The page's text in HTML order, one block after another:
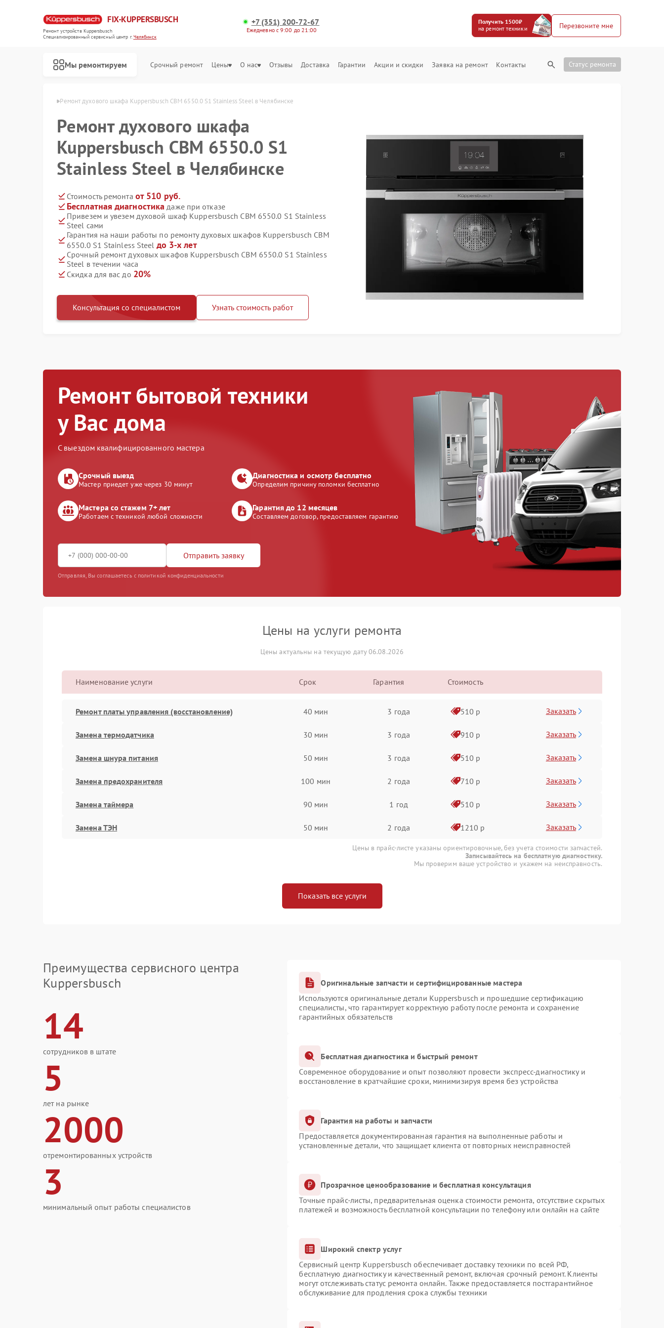
FIX-KUPPERSBUSCH
Ремонт устройств Kuppersbusch
Специализированный cервисный центр г.Челябинск
+7 (351) 200-72-67
Ежедневно с 9:00 до 21:00
Получить 1500₽
на ремонт техники
Перезвоните мне
Мы ремонтируем Срочный ремонт Цены О нас Отзывы Доставка Гарантии Акции и скидки Заявка на ремонт Контакты Статус ремонта
в Челябинске Ремонт духового шкафа Kuppersbusch CBM 6550.0 S1 Stainless Steel в Челябинске
Ремонт духового шкафа
Kuppersbusch CBM 6550.0 S1
Stainless Steel в Челябинске
Стоимость ремонта от 510 руб.
Бесплатная диагностика даже при отказе
Привезем и увезем духовой шкаф Kuppersbusch CBM 6550.0 S1 Stainless
Steel сами
Гарантия на наши работы по ремонту духовых шкафов Kuppersbusch CBM
6550.0 S1 Stainless Steel до 3-х лет
Срочный ремонт духовых шкафов Kuppersbusch CBM 6550.0 S1 Stainless
Steel в течении часа
Скидка для вас до 20%
Консультация со специалистом Узнать стоимость работ
Ремонт бытовой техники
у Вас дома
С выездом квалифицированного мастера
Срочный выезд
Мастер приедет уже через 30 минут
Диагностика и осмотр бесплатно
Определим причину поломки бесплатно
Мастера со стажем 7+ лет
Работаем с техникой любой сложности
Гарантия до 12 месяцев
Составляем договор, предоставляем гарантию
Отправить заявку
Отправляя, Вы соглашаетесь с политикой конфиденциальности
Цены на услуги ремонта
Цены актуальны на текущую дату 06.08.2026
Наименование услуги Срок Гарантия Стоимость
Ремонт платы управления (восстановление) 40 мин 3 года 510 р Заказать
Замена термодатчика 30 мин 3 года 910 р Заказать
Замена шнура питания 50 мин 3 года 510 р Заказать
Замена предохранителя 100 мин 2 года 710 р Заказать
Замена таймера 90 мин 1 год 510 р Заказать
Замена ТЭН 50 мин 2 года 1210 р Заказать
Цены в прайс-листе указаны ориентировочные, без учета стоимости запчастей.
Записывайтесь на бесплатную диагностику.
Мы проверим ваше устройство и укажем на неисправность.
Показать все услуги
Преимущества сервисного центра
Kuppersbusch
14
сотрудников в штате
5
лет на рынке
2000
отремонтированных устройств
3
минимальный опыт работы специалистов
Оригинальные запчасти и сертифицированные мастера
Используются оригинальные детали Kuppersbusch и прошедшие сертификацию
специалисты, что гарантирует корректную работу после ремонта и сохранение
гарантийных обязательств
Бесплатная диагностика и быстрый ремонт
Современное оборудование и опыт позволяют провести экспресс-диагностику и
восстановление в кратчайшие сроки, минимизируя время без устройства
Гарантия на работы и запчасти
Предоставляется документированная гарантия на выполненные работы и
установленные детали, что защищает клиента от повторных неисправностей
Прозрачное ценообразование и бесплатная консультация
Точные прайс-листы, предварительная оценка стоимости ремонта, отсутствие скрытых
платежей и возможность бесплатной консультации по телефону или онлайн на сайте
Широкий спектр услуг
Сервисный центр Kuppersbusch обеспечивает доставку техники по всей РФ,
бесплатную диагностику и качественный ремонт, включая срочный ремонт. Клиенты
могут отслеживать статус ремонта онлайн. Также предоставляется постгарантийное
обслуживание для продления срока службы техники